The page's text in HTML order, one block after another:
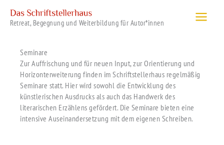
Inhalt
springen
Retreat, Begegnung und Weiterbildung für Autor*innen
Seminare
Zur Auffrischung und für neuen Input, zur Orientierung und
Horizonterweiterung finden im Schriftstellerhaus regelmäßig
Seminare statt. Hier wird sowohl die Entwicklung des
künstlerischen Ausdrucks als auch das Handwerk des
literarischen Erzählens gefördert. Die Seminare bieten eine
intensive Auseinandersetzung mit dem eigenen Schreiben.